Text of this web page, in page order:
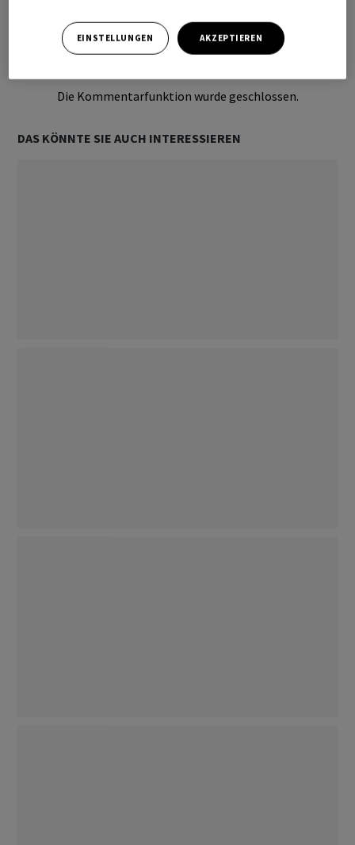
Ihr Kommentar
Die Kommentarfunktion wurde geschlossen.
DAS KÖNNTE SIE AUCH INTERESSIEREN
EINSTELLUNGEN AKZEPTIEREN